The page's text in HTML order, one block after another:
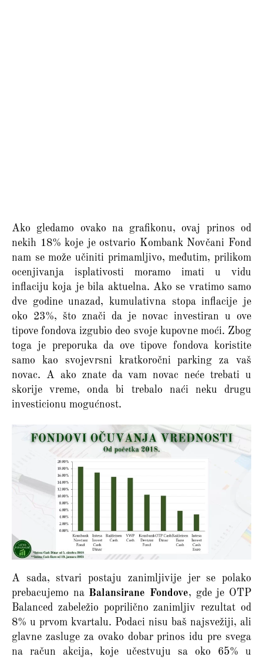
Ako gledamo ovako na grafikonu, ovaj prinos od
nekih 18% koje je ostvario Kombank Novčani Fond
nam se može učiniti primamljivo, međutim, prilikom
ocenjivanja isplativosti moramo imati u vidu
inflaciju koja je bila aktuelna. Ako se vratimo samo
dve godine unazad, kumulativna stopa inflacije je
oko 23%, što znači da je novac investiran u ove
tipove fondova izgubio deo svoje kupovne moći. Zbog
toga je preporuka da ove tipove fondova koristite
samo kao svojevrsni kratkoročni parking za vaš
novac. A ako znate da vam novac neće trebati u
skorije vreme, onda bi trebalo naći neku drugu
investicionu mogućnost.
A sada, stvari postaju zanimljivije jer se polako
prebacujemo na Balansirane Fondove, gde je OTP
Balanced zabeležio poprilično zanimljiv rezultat od
8% u prvom kvartalu. Podaci nisu baš najsvežiji, ali
glavne zasluge za ovako dobar prinos idu pre svega
na račun akcija, koje učestvuju sa oko 65% u